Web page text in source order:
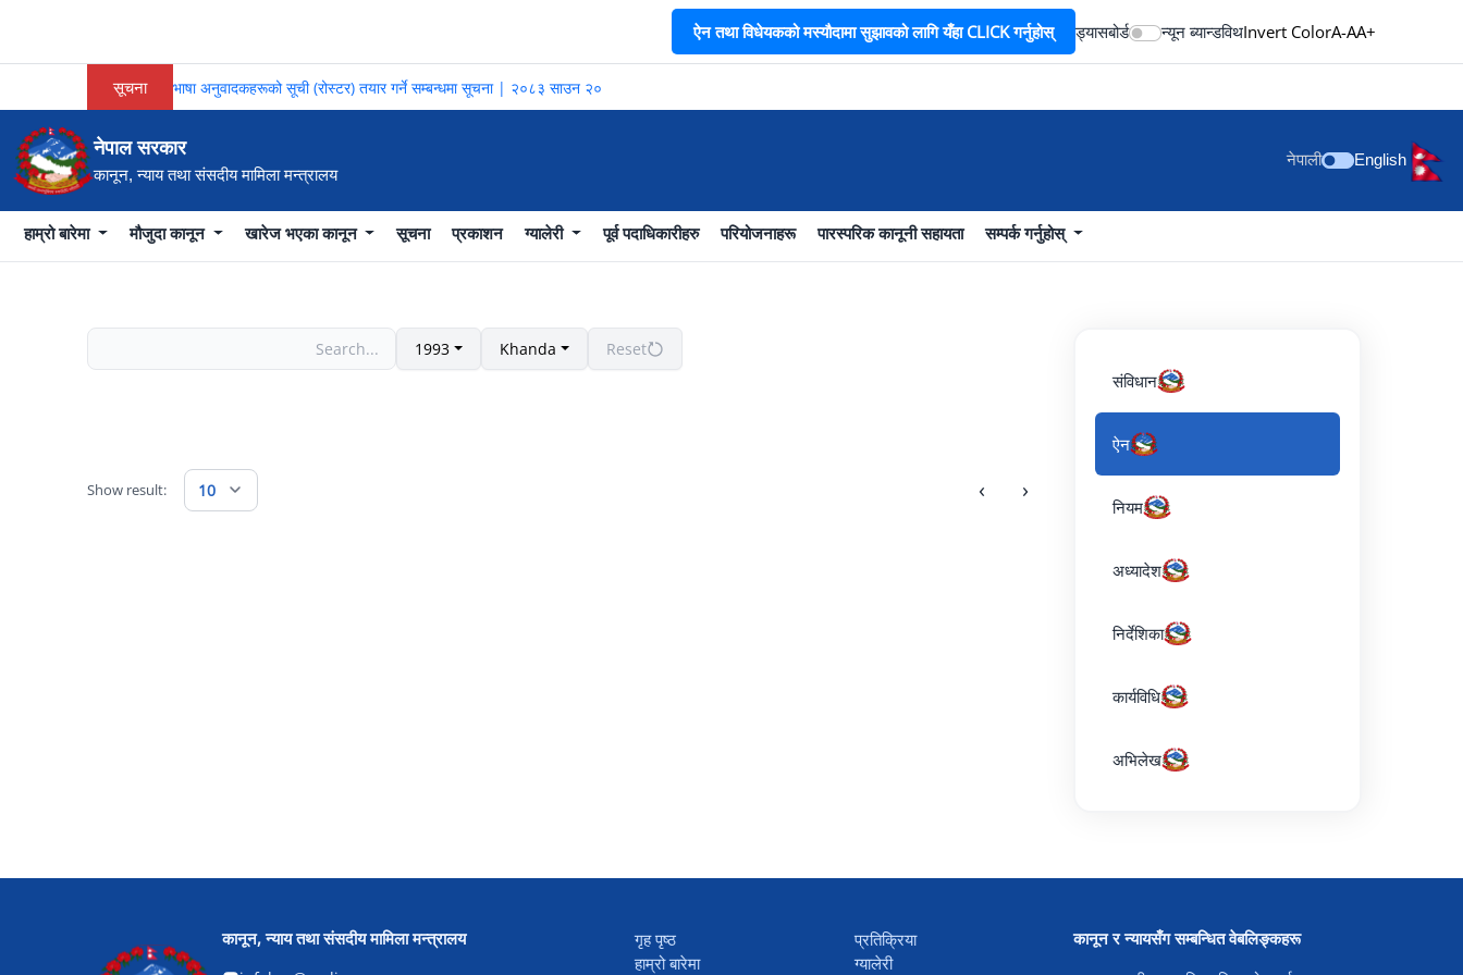
ऐन तथा विधेयकको मस्यौदामा सुझावको लागि यँहा CLICK गर्नुहोस् ड्यासबोर्ड न्यून ब्यान्डविथInvert ColorA-AA+
सूचना भाषा अनुवादकहरूको सूची (रोस्टर) तयार गर्ने सम्बन्धमा सूचना | २०८३ साउन २०
नेपाल सरकार
कानून, न्याय तथा संसदीय मामिला मन्त्रालय
नेपाली English
हाम्रो बारेमा मौजुदा कानून खारेज भएका कानून सूचना प्रकाशन ग्यालेरी पूर्व पदाधिकारीहरु परियोजनाहरू पारस्परिक कानूनी सहायता सम्पर्क गर्नुहोस्
संविधान
ऐन
नियम
अध्यादेश
निर्देशिका
कार्यविधि
अभिलेख
1993 Khanda Reset
Show result: 10 ‹ ›
कानून, न्याय तथा संसदीय मामिला मन्त्रालय
गृह पृष्ठ
हाम्रो बारेमा
प्रतिक्रिया
ग्यालेरी
कानून र न्यायसँग सम्बन्धित वेबलिङ्कहरू